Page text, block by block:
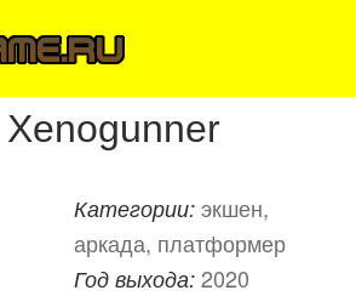
Категории: экшен,
аркада, платформер
Год выхода: 2020